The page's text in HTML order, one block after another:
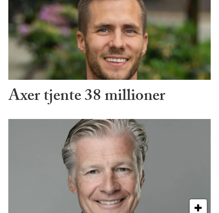
Axer tjente 38 millioner